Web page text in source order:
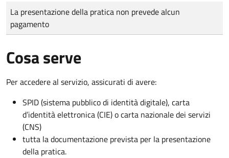
Tipo di pagamento
Importo
La presentazione della pratica non prevede alcun
pagamento
Cosa serve
Per accedere al servizio, assicurati di avere:
SPID (sistema pubblico di identità digitale), carta
d’identità elettronica (CIE) o carta nazionale dei servizi
(CNS)
tutta la documentazione prevista per la presentazione
della pratica.